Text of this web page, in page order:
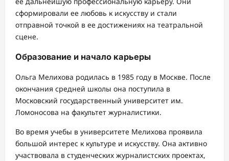
сформировали ее любовь к искусству и стали
отправной точкой в ее достижениях на театральной
сцене.
Образование и начало карьеры
Ольга Мелихова родилась в 1985 году в Москве. После
окончания средней школы она поступила в
Московский государственный университет им.
Ломоносова на факультет журналистики.
Во время учебы в университете Мелихова проявила
большой интерес к культуре и искусству. Она активно
участвовала в студенческих журналистских проектах,